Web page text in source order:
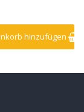
hinzufügen